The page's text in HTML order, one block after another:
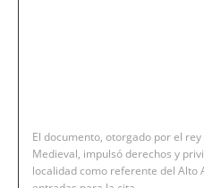
El documento, otorgado por el
Medieval, impulsó derechos y
localidad como referente del Alto